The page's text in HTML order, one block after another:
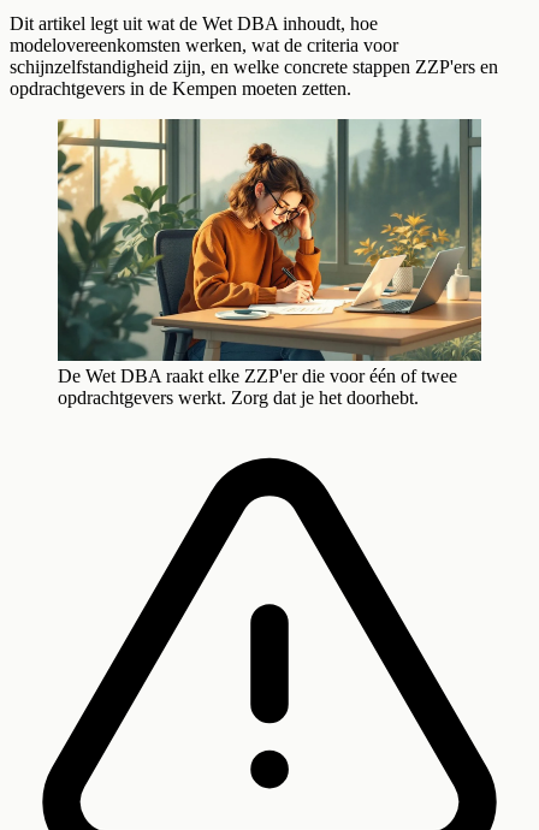
Dit artikel legt uit wat de Wet DBA inhoudt, hoe
modelovereenkomsten werken, wat de criteria voor
schijnzelfstandigheid zijn, en welke concrete stappen ZZP'ers en
opdrachtgevers in de Kempen moeten zetten.
De Wet DBA raakt elke ZZP'er die voor één of twee
opdrachtgevers werkt. Zorg dat je het doorhebt.